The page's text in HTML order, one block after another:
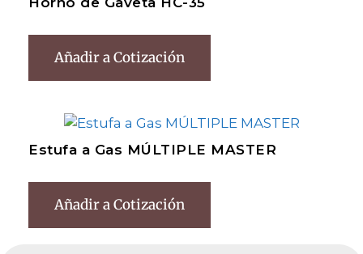
Añadir a Cotización
Estufa a Gas MÚLTIPLE MASTER
Añadir a Cotización